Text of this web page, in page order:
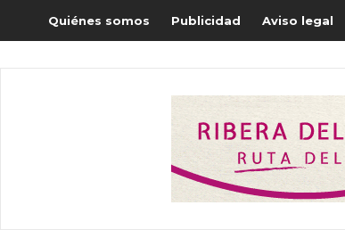
Quiénes somos Publicidad Aviso legal